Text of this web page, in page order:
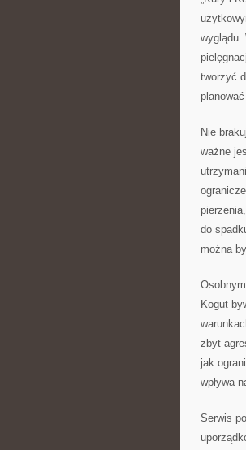
wyglądu.
tworzyć
Nie
ważne
do
można
Kogut
zbyt
jak
wpływa
Serwis